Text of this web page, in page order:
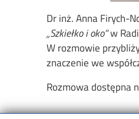
Dr inż. Anna Firych-
„Szkiełko i oko”w
W rozmowie
znaczenie we
Rozmowa dostępna